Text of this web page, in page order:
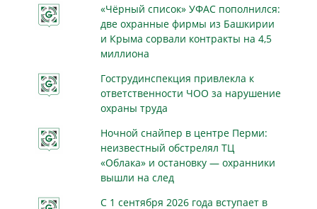
«Чёрный список» УФАС пополнился:
две охранные фирмы из Башкирии
и Крыма сорвали контракты на 4,5
миллиона
Гострудинспекция привлекла к
ответственности ЧОО за нарушение
охраны труда
Ночной снайпер в центре Перми:
неизвестный обстрелял ТЦ
«Облака» и остановку — охранники
вышли на след
С 1 сентября 2026 года вступает в